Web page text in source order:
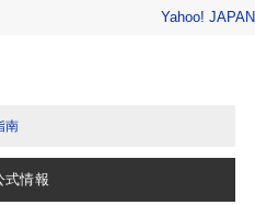
Yahoo! JAPAN
南
式情報